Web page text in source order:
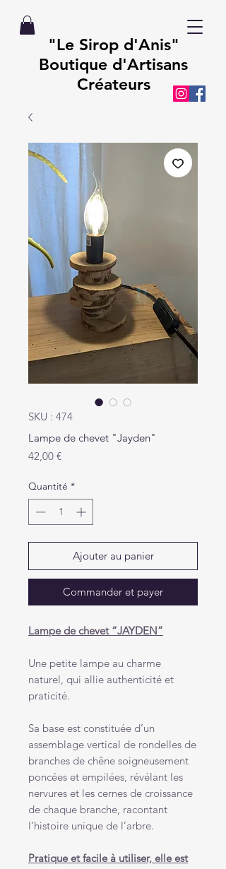
"Le Sirop d'Anis"
Boutique d'Artisans
Créateurs
SKU : 474
Lampe de chevet "Jayden"
42,00 €Prix
Quantité *
Ajouter au panier
Commander et payer
Lampe de chevet “JAYDEN”
Une petite lampe au charme
naturel, qui allie authenticité et
praticité.
Sa base est constituée d’un
assemblage vertical de rondelles de
branches de chêne soigneusement
poncées et empilées, révélant les
nervures et les cernes de croissance
de chaque branche, racontant
l’histoire unique de l’arbre.
Pratique et facile à utiliser, elle est